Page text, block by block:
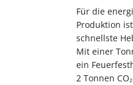
Für die
Produktion
schnellste
Mit einer
ein
2 Tonnen